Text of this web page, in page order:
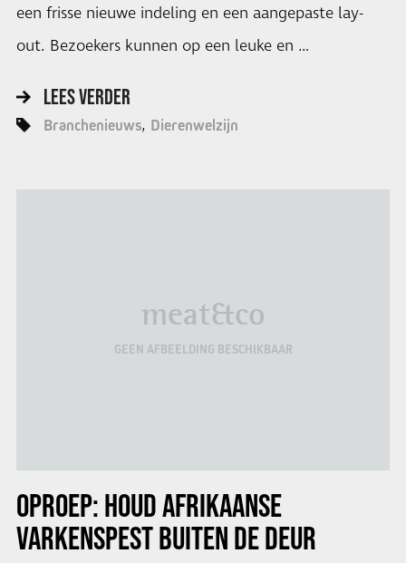
een frisse nieuwe indeling en een aangepaste lay-
out. Bezoekers kunnen op een leuke en …
LEES VERDER
Branchenieuws Dierenwelzijn
meat&co
GEEN AFBEELDING BESCHIKBAAR
OPROEP: HOUD AFRIKAANSE
VARKENSPEST BUITEN DE DEUR